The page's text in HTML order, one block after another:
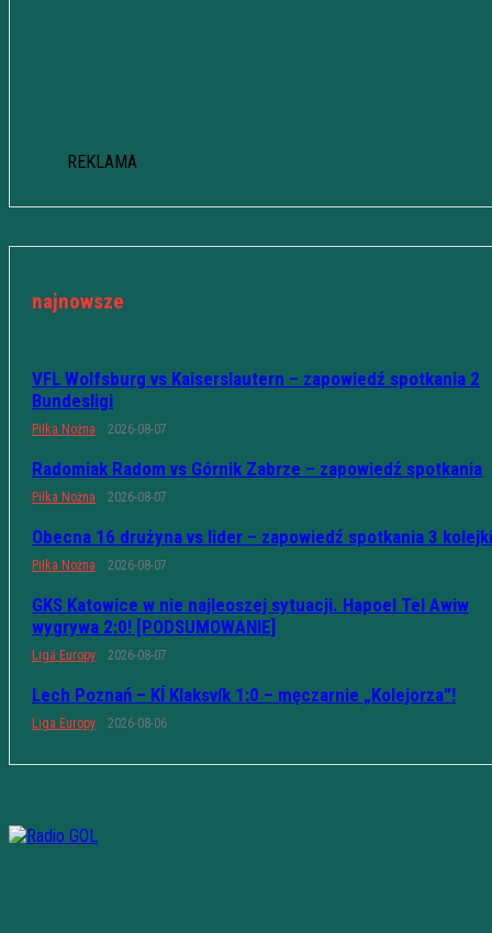
REKLAMA
najnowsze
VFL Wolfsburg vs Kaiserslautern – zapowiedź spotkania 2
Bundesligi
Piłka Nożna 2026-08-07
Radomiak Radom vs Górnik Zabrze – zapowiedź spotkania
Piłka Nożna 2026-08-07
Obecna 16 drużyna vs lider – zapowiedź spotkania 3 kolejki
Piłka Nożna 2026-08-07
GKS Katowice w nie najleoszej sytuacji. Hapoel Tel Awiw
wygrywa 2:0! [PODSUMOWANIE]
Liga Europy 2026-08-07
Lech Poznań – KÍ Klaksvík 1:0 – męczarnie „Kolejorza”!
Liga Europy 2026-08-06